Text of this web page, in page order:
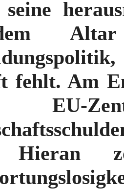
fehlt. Am
Hieran